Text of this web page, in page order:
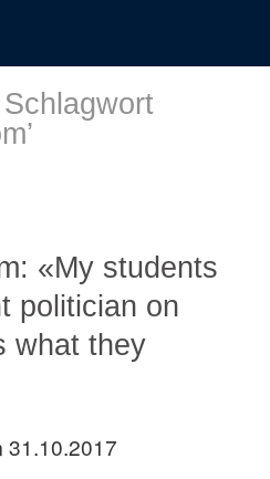
’
«My students
politician on
what they
31.10.2017